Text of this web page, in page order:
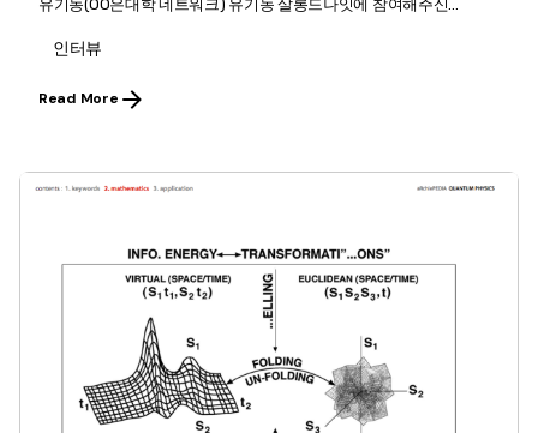
유기농(OO은대학 네트워크) 유기농 살롱드나잇에 참여해주신...
인터뷰
Read More